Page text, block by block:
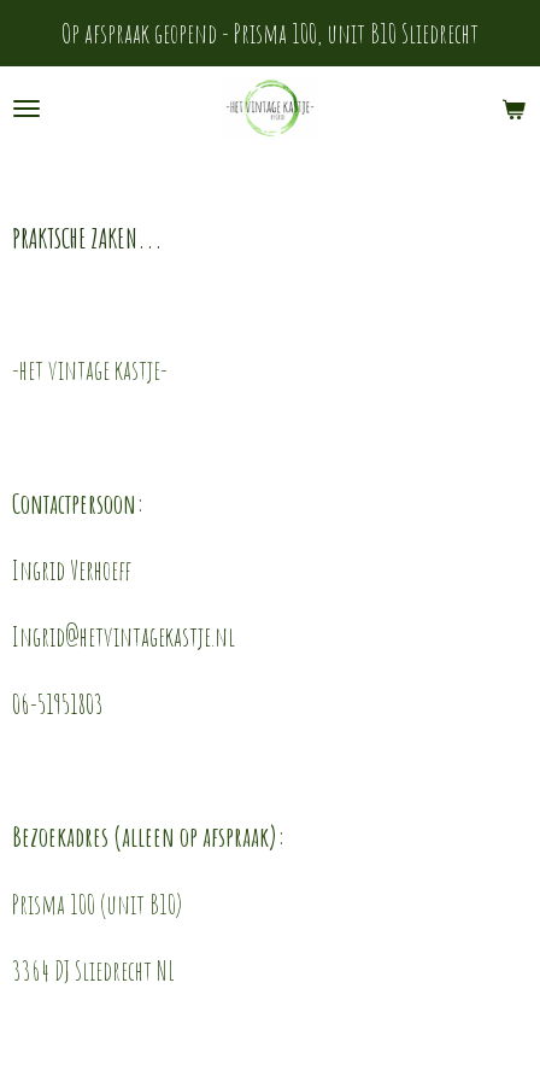
direct
naar
Op afspraak geopend - Prisma 100, unit B10 Sliedrecht
PRAKTSCHE ZAKEN...
-het vintage kastje-
Contactpersoon:
Ingrid Verhoeff
Ingrid@hetvintagekastje.nl
06-51951803
Bezoekadres (alleen op afspraak):
Prisma 100 (unit B10)
3364 DJ Sliedrecht NL